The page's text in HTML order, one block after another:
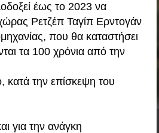
έως το 2023 να
Ρετζέπ Ταγίπ Ερντογάν
που θα καταστήσει
τα 100 χρόνια από την
κατά την επίσκεψη του
για την ανάγκη